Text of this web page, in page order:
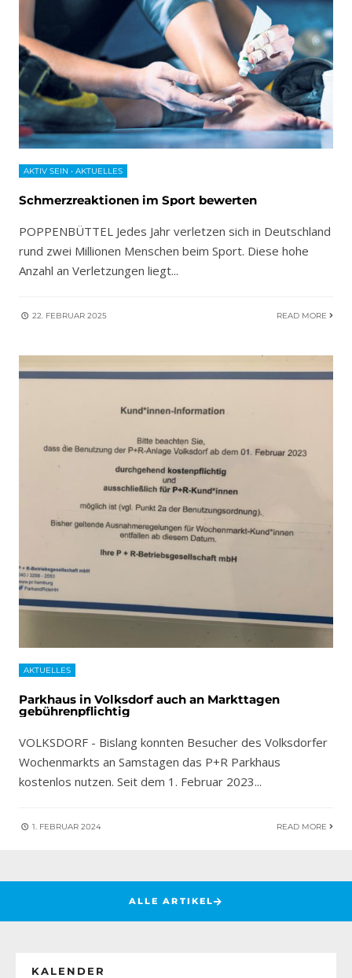
AKTIV SEIN • AKTUELLES
Schmerzreaktionen im Sport bewerten
POPPENBÜTTEL Jedes Jahr verletzen sich in Deutschland
rund zwei Millionen Menschen beim Sport. Diese hohe
Anzahl an Verletzungen liegt...
22. FEBRUAR 2025 READ MORE
AKTUELLES
Parkhaus in Volksdorf auch an Markttagen
gebührenpflichtig
VOLKSDORF - Bislang konnten Besucher des Volksdorfer
Wochenmarkts an Samstagen das P+R Parkhaus
kostenlos nutzen. Seit dem 1. Februar 2023...
1. FEBRUAR 2024 READ MORE
ALLE ARTIKEL
KALENDER